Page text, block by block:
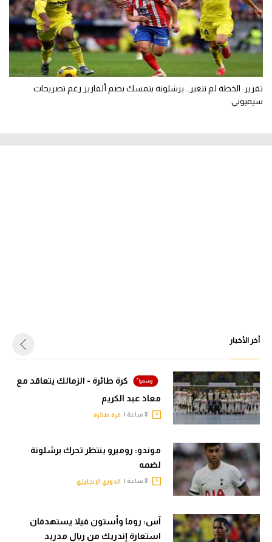
تقرير: الخطة لم تتغير.. برشلونة يتمسك بضم ألفاريز رغم تصريحات
سيميوني
أخر الأخبار
كرة طائرة - الزمالك يتعاقد مع
معاذ عبد الكريم
كرة طائرة
موندو: روميرو ينتظر تحرك برشلونة
لضمه
الدوري الإنجليزي
آس: روما وأستون فيلا يستهدفان
استعارة إندريك من ريال مدريد